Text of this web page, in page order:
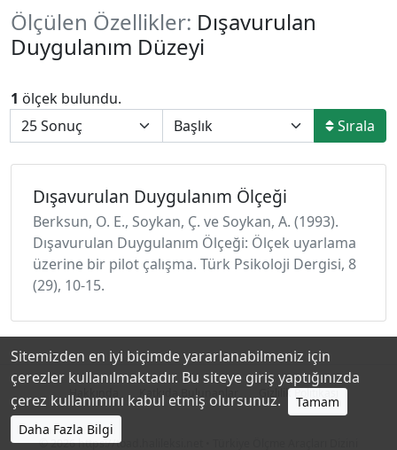
Ölçülen Özellikler: Dışavurulan
Duygulanım Düzeyi
1 ölçek bulundu.
Sırala
Dışavurulan Duygulanım Ölçeği
Berksun, O. E., Soykan, Ç. ve Soykan, A. (1993).
Dışavurulan Duygulanım Ölçeği: Ölçek uyarlama
üzerine bir pilot çalışma. Türk Psikoloji Dergisi, 8
(29), 10-15.
Hakkında Katkıda Bulunanlar Gizlilik Politikası
© 2026https://toad.halileksi.net
Sitemizden en iyi biçimde yararlanabilmeniz için
çerezler kullanılmaktadır. Bu siteye giriş yaptığınızda
çerez kullanımını kabul etmiş olursunuz.
Tamam
Daha Fazla Bilgi